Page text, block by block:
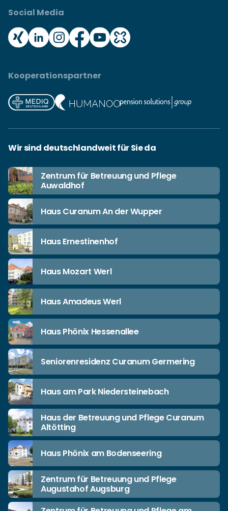
Social Media
Kooperationspartner
Wir sind deutschlandweit für Sie da
Zentrum für Betreuung und Pflege
Auwaldhof
Haus Curanum An der Wupper
Haus Ernestinenhof
Haus Mozart Werl
Haus Amadeus Werl
Haus Phönix Hessenallee
Seniorenresidenz Curanum Germering
Haus am Park Niedersteinebach
Haus der Betreuung und Pflege Curanum
Altötting
Haus Phönix am Bodenseering
Zentrum für Betreuung und Pflege
Augustahof Augsburg